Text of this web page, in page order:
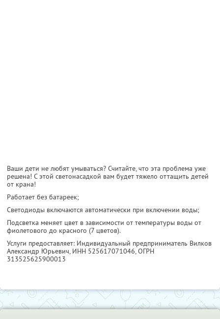
Ваши дети не любят умываться? Считайте, что эта проблема уже
решена! С этой светонасадкой вам будет тяжело оттащить детей
от крана!
Работает без батареек;
Светодиоды включаются автоматически при включении воды;
Подсветка меняет цвет в зависимости от температуры воды от
фиолетового до красного (7 цветов).
Услуги предоставляет: Индивидуальный предприниматель Вилков
Александр Юрьевич, ИНН 525617071046, ОГРН
313525625900013